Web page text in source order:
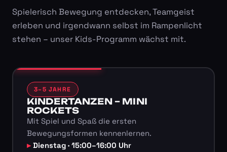
Spielerisch Bewegung entdecken, Teamgeist
erleben und irgendwann selbst im Rampenlicht
stehen – unser Kids-Programm wächst mit.
3–5 JAHRE
KINDERTANZEN – MINI
ROCKETS
Mit Spiel und Spaß die ersten
Bewegungsformen kennenlernen.
Dienstag · 15:00–16:00 Uhr